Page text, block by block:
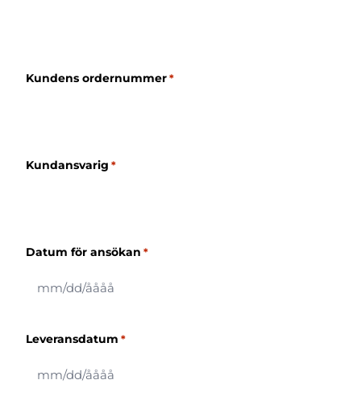
Kundens ordernummer *
Kundansvarig *
Datum för ansökan *
MM
DD
ÅÅÅÅ
Leveransdatum *
MM